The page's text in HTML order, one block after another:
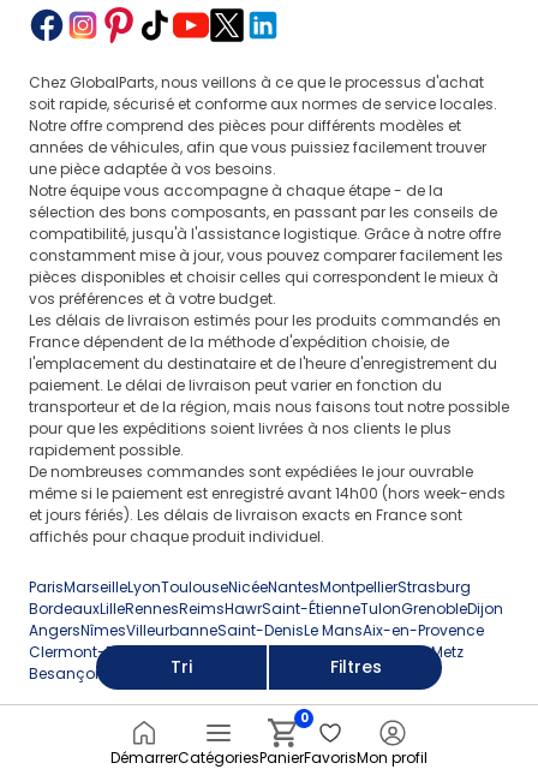
Tri Filtres
Version
capteur
d'impulsion
Allumeur
complété par
ou un module
de commande
nombre
de broches
compatibilité
avec
l'installation
de commande
bobines
d'allumage
Fonction des allumeurs et symptômes courants d'usure
Les allumeurs servent à la distribution synchronisée
de la haute tension entre les cylindres, c'est pourquoi
leur état influence l'allumage, la réponse à l'accélération
et la régularité du moteur. L'usure peut se manifester
par des problèmes de démarrage, des ratés d'allumage,
un ralenti instable ou une perte de puissance sous
charge. Les éléments particulièrement exposés à l'usure
sont les contacts dans la tête, le doigt et l'étanchéité
du boîtier, par laquelle l'humidité peut pénétrer. Il est
également utile d'évaluer l'état des composants
associés dans la section
Électricité et allumage
des symptômes similaires peuvent être causés par les
câbles et la bobine.
Sélection des allumeurs selon la version moteur et les
équipements
de la pièce avec un moteur spécifique, le type
de carburant, l'équipement d'allumage et le mode
de fixation. Lors du choix, il est préférable de comparer
le numéro de pièce OEM, les numéros
de remplacement, la disposition des prises de câbles,
le type de connecteur et l'emplacement des points
de montage. Lorsque vous effectuez une réparation
DémarrerCatégoriesPanier
0
FavorisMon profil
Chez GlobalParts, nous veillons à ce que le processus d'achat
soit rapide, sécurisé et conforme aux normes de service locales.
Notre offre comprend des pièces pour différents modèles et
années de véhicules, afin que vous puissiez facilement trouver
une pièce adaptée à vos besoins.
Notre équipe vous accompagne à chaque étape - de la
sélection des bons composants, en passant par les conseils de
compatibilité, jusqu'à l'assistance logistique. Grâce à notre offre
constamment mise à jour, vous pouvez comparer facilement les
pièces disponibles et choisir celles qui correspondent le mieux à
vos préférences et à votre budget.
Les délais de livraison estimés pour les produits commandés en
France dépendent de la méthode d'expédition choisie, de
l'emplacement du destinataire et de l'heure d'enregistrement du
paiement. Le délai de livraison peut varier en fonction du
transporteur et de la région, mais nous faisons tout notre possible
pour que les expéditions soient livrées à nos clients le plus
rapidement possible.
De nombreuses commandes sont expédiées le jour ouvrable
même si le paiement est enregistré avant 14h00 (hors week-ends
et jours fériés). Les délais de livraison exacts en France sont
affichés pour chaque produit individuel.
ParisMarseilleLyonToulouseNicéeNantesMontpellierStrasburg
BordeauxLilleRennesReimsHawrSaint-ÉtienneTulonGrenobleDijon
AngersNîmesVilleurbanneSaint-DenisLe MansAix-en-Provence
Clermont-FerrandBrestLimogesToursAmiensPerpignanMetz
Besançon
Rouen ArgenteuilMiluza